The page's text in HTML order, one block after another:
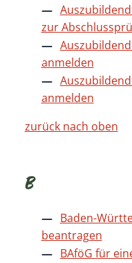
zur
anmelden
anmelden
zurück nach oben
B
Baden-
beantragen
BAföG für